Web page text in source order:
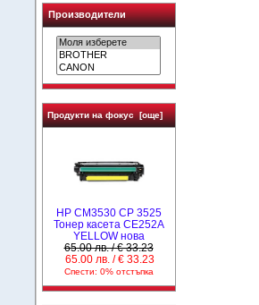
Производители
Продукти на фокус [още]
HP CM3530 CP 3525
Тонер касета CE252A
YELLOW нова
65.00 лв. / € 33.23
65.00 лв. / € 33.23
Спести: 0% отстъпка